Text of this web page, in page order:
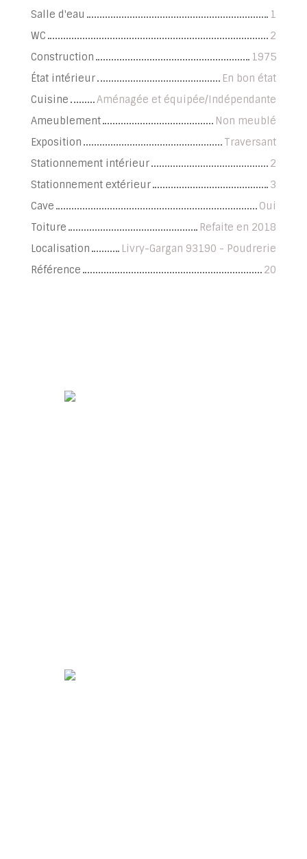
Salle d'eau
1
WC
2
Construction
1975
État intérieur
En bon état
Cuisine
Aménagée et équipée/Indépendante
Ameublement
Non meublé
Exposition
Traversant
Stationnement intérieur
2
Stationnement extérieur
3
Cave
Oui
Toiture
Refaite en 2018
Localisation
Livry-Gargan 93190 - Poudrerie
Référence
20